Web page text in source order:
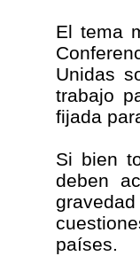
El tema
Unidas
trabajo
fijada
Si bien
deben
países.